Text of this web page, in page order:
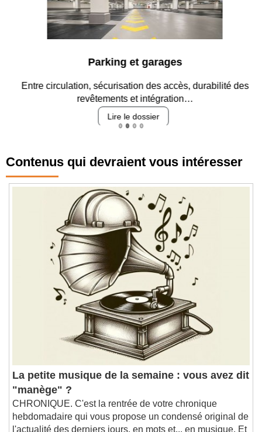
Parking et garages
Entre circulation, sécurisation des accès, durabilité des
revêtements et intégration…
Lire le dossier
Contenus qui devraient vous intéresser
La petite musique de la semaine : vous avez dit
"manège" ?
CHRONIQUE. C'est la rentrée de votre chronique
hebdomadaire qui vous propose un condensé original de